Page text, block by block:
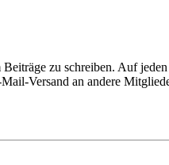
zu schreiben. Auf
Versand an andere